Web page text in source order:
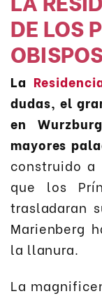
DE LOS
La
dudas, el
en Wurzburg
mayores
construido
que los
trasladaran
Marienberg
la llanura.
La